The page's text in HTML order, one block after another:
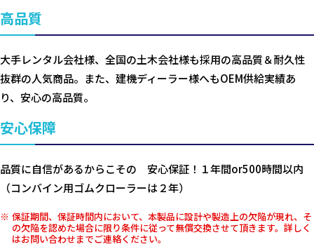
高品質
大手レンタル会社様、全国の土木会社様も採用の高品質＆耐久性
抜群の人気商品。また、建機ディーラー様へもOEM供給実績あ
り、安心の高品質。
安心保障
品質に自信があるからこその 安心保証！１年間or500時間以内
（コンバイン用ゴムクローラーは２年）
保証期間、保証時間内において、本製品に設計や製造上の欠陥が現れ、そ
の欠陥を認めた場合に限り条件に従って無償交換させて頂きます。詳しく
はお問い合わせまでご連絡ください。